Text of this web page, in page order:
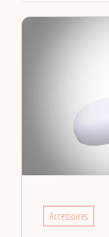
Accessoires